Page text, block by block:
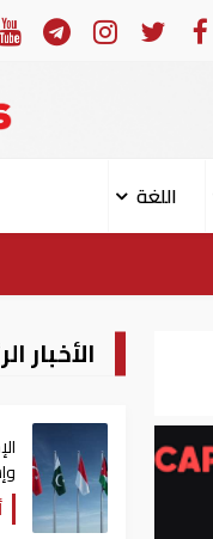
في النصف الأول.. رأس الخيمة
اللغة
الأخبار